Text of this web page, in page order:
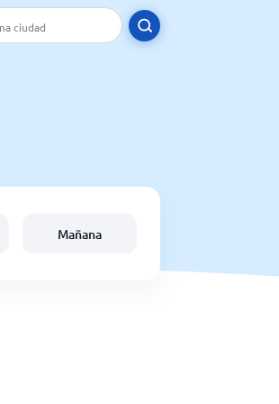
Mañana